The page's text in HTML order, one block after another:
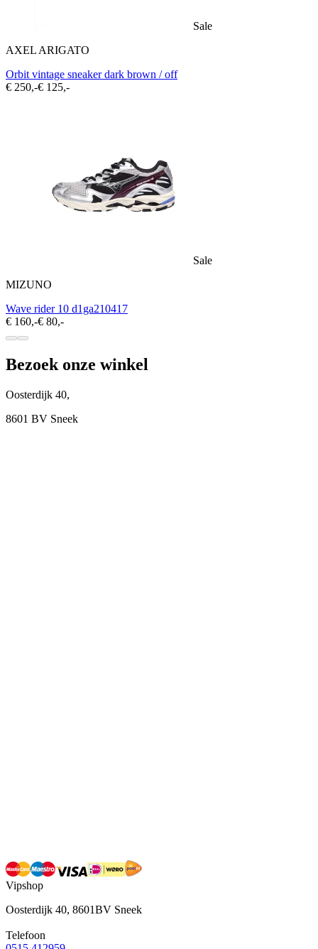
Sale
AXEL ARIGATO
Orbit vintage sneaker dark brown / off
€ 250,-€ 125,-
Sale
MIZUNO
Wave rider 10 d1ga210417
€ 160,-€ 80,-
Bezoek onze winkel
Oosterdijk 40,
8601 BV Sneek
Vipshop
Oosterdijk 40, 8601BV Sneek
Telefoon